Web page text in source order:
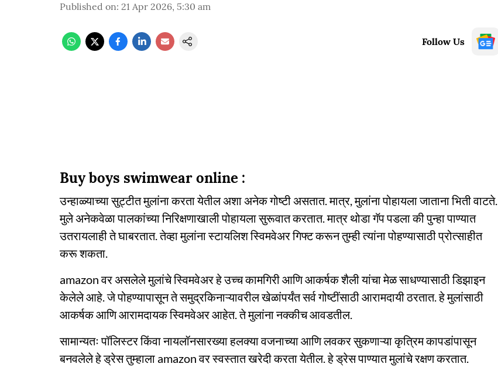
Published on: 21 Apr 2026, 5:30 am
Follow Us
Buy boys swimwear online :
उन्हाळ्याच्या सुट्टीत मुलांना करता येतील अशा अनेक गोष्टी असतात. मात्र, मुलांना पोहायला जाताना भिती वाटते.
मुले अनेकवेळा पालकांच्या निरिक्षणाखाली पोहायला सुरूवात करतात. मात्र थोडा गॅप पडला की पुन्हा पाण्यात
उतरायलाही ते घाबरतात. तेव्हा मुलांना स्टायलिश स्विमवेअर गिफ्ट करून तुम्ही त्यांना पोहण्यासाठी प्रोत्साहीत
करू शकता.
amazon वर असलेले मुलांचे स्विमवेअर हे उच्च कामगिरी आणि आकर्षक शैली यांचा मेळ साधण्यासाठी डिझाइन
केलेले आहे. जे पोहण्यापासून ते समुद्रकिनाऱ्यावरील खेळांपर्यंत सर्व गोष्टींसाठी आरामदायी ठरतात. हे मुलांसाठी
आकर्षक आणि आरामदायक स्विमवेअर आहेत. ते मुलांना नक्कीच आवडतील.
सामान्यतः पॉलिस्टर किंवा नायलॉनसारख्या हलक्या वजनाच्या आणि लवकर सुकणाऱ्या कृत्रिम कापडांपासून
बनवलेले हे ड्रेस तुम्हाला amazon वर स्वस्तात खरेदी करता येतील. हे ड्रेस पाण्यात मुलांचे रक्षण करतात.